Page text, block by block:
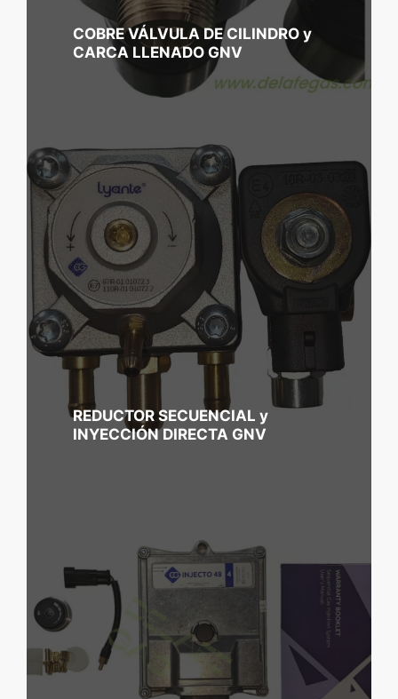
COBRE VÁLVULA DE CILINDRO y
CARCA LLENADO GNV
REDUCTOR SECUENCIAL y
INYECCIÓN DIRECTA GNV